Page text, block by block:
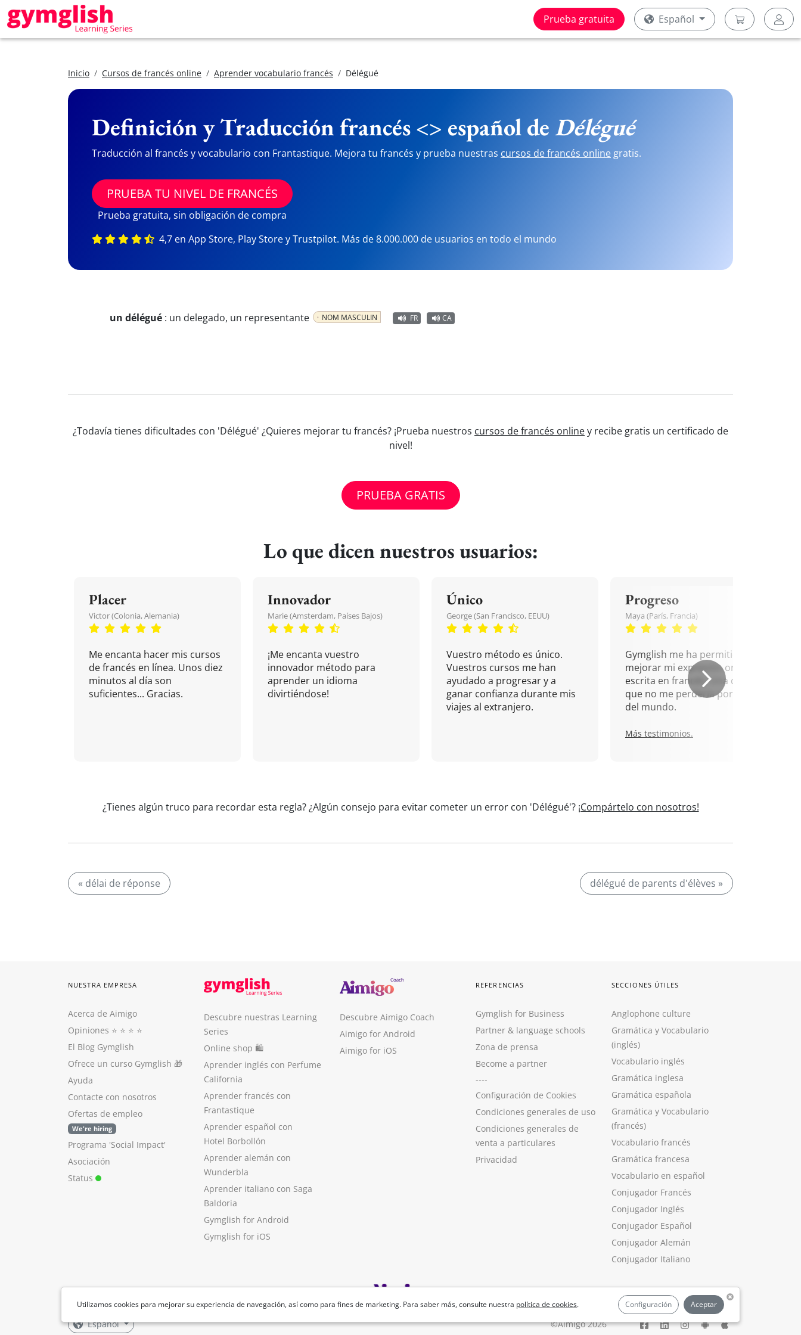
Prueba gratuita Español
Inicio Cursos de francés online Aprender vocabulario francés Délégué
Definición y Traducción francés <> español de Délégué
Traducción al francés y vocabulario con Frantastique. Mejora tu francés y prueba nuestras cursos de francés online gratis.
PRUEBA TU NIVEL DE FRANCÉS
Prueba gratuita, sin obligación de compra
4,7 en App Store, Play Store y Trustpilot. Más de 8.000.000 de usuarios en todo el mundo
un délégué : un delegado, un representante NOM MASCULIN FR CA
¿Todavía tienes dificultades con 'Délégué' ¿Quieres mejorar tu francés? ¡Prueba nuestros cursos de francés onliney recibe gratis un certificado de
nivel!
PRUEBA GRATIS
Lo que dicen nuestros usuarios:
Placer
Victor (Colonia, Alemania)
Me encanta hacer mis cursos
de francés en línea. Unos diez
minutos al día son
suficientes... Gracias.
Innovador
Marie (Amsterdam, Países Bajos)
¡Me encanta vuestro
innovador método para
aprender un idioma
divirtiéndose!
Único
George (San Francisco, EEUU)
Vuestro método es único.
Vuestros cursos me han
ayudado a progresar y a
ganar confianza durante mis
viajes al extranjero.
Progreso
Maya (París, Francia)
Gymglish me ha permitido
mejorar mi expresión oral y
escrita en francés. Una cita
que no me perdería por nada
del mundo.
Más testimonios.
¿Tienes algún truco para recordar esta regla? ¿Algún consejo para evitar cometer un error con 'Délégué'? ¡Compártelo con nosotros!
« délai de réponse délégué de parents d'élèves »
Utilizamos cookies para mejorar su experiencia de navegación, así como para fines de marketing. Para saber más, consulte nuestra política de cookies. Configuración Aceptar
NUESTRA EMPRESA
Acerca de Aimigo
Opiniones ⭐️ ⭐️ ⭐️ ⭐️
El Blog Gymglish
Ofrece un curso Gymglish 🎁
Ayuda
Contacte con nosotros
Ofertas de empleo
We're hiring
Programa 'Social Impact'
Asociación
Status
Descubre nuestras Learning
Series
Online shop 🛍
Aprender inglés con Perfume
California
Aprender francés con
Frantastique
Aprender español con
Hotel Borbollón
Aprender alemán con
Wunderbla
Aprender italiano con Saga
Baldoria
Gymglish for Android
Gymglish for iOS
Descubre Aimigo Coach
Aimigo for Android
Aimigo for iOS
REFERENCIAS
Gymglish for Business
Partner & language schools
Zona de prensa
Become a partner
----
Configuración de Cookies
Condiciones generales de uso
Condiciones generales de
venta a particulares
Privacidad
SECCIONES ÚTILES
Anglophone culture
Gramática y Vocabulario
(inglés)
Vocabulario inglés
Gramática inglesa
Gramática española
Gramática y Vocabulario
(francés)
Vocabulario francés
Gramática francesa
Vocabulario en español
Conjugador Francés
Conjugador Inglés
Conjugador Español
Conjugador Alemán
Conjugador Italiano
Español ©Aimigo 2026